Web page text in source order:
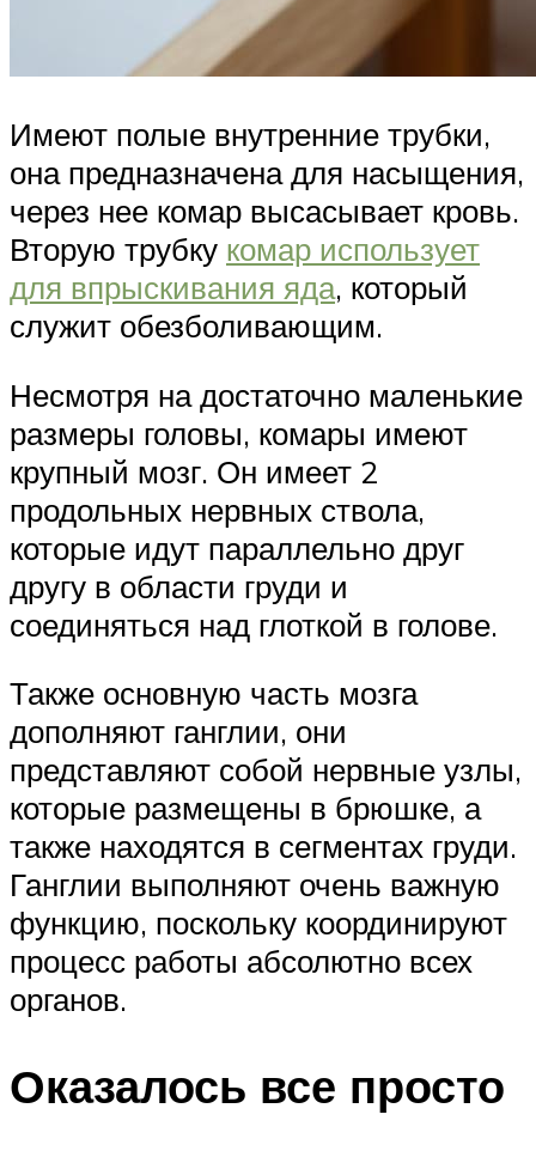
Имеют полые внутренние трубки,
она предназначена для насыщения,
через нее комар высасывает кровь.
Вторую трубку комар использует
для впрыскивания яда, который
служит обезболивающим.
Несмотря на достаточно маленькие
размеры головы, комары имеют
крупный мозг. Он имеет 2
продольных нервных ствола,
которые идут параллельно друг
другу в области груди и
соединяться над глоткой в голове.
Также основную часть мозга
дополняют ганглии, они
представляют собой нервные узлы,
которые размещены в брюшке, а
также находятся в сегментах груди.
Ганглии выполняют очень важную
функцию, поскольку координируют
процесс работы абсолютно всех
органов.
Оказалось все просто